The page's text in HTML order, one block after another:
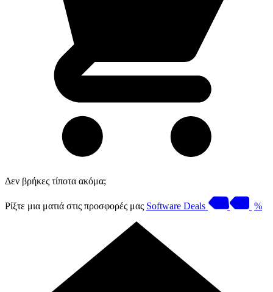
Δεν βρήκες τίποτα ακόμα;
Ρίξτε μια ματιά στις προσφορές μας Software Deals %